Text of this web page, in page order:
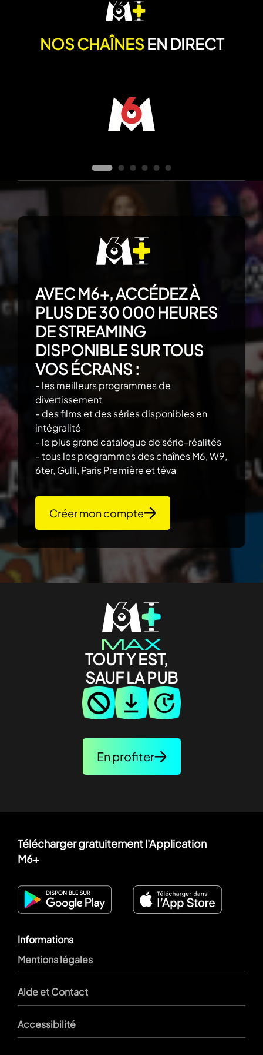
NOS CHAÎNESEN DIRECT
AVEC M6+, ACCÉDEZ À
PLUS DE 30 000 HEURES
DE STREAMING
DISPONIBLE SUR TOUS
VOS ÉCRANS :
- les meilleurs programmes de
divertissement
- des films et des séries disponibles en
intégralité
- le plus grand catalogue de série-réalités
- tous les programmes des chaînes M6, W9,
6ter, Gulli, Paris Première et téva
Créer mon compte
TOUT Y EST,
SAUF LA PUB
En profiter
Télécharger gratuitement l'Application
M6+
Informations
Mentions légales
Aide et Contact
Accessibilité